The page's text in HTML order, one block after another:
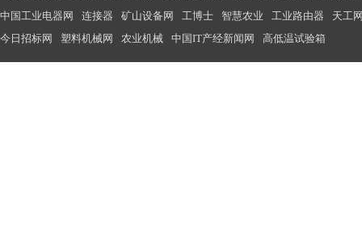
中国工业电器网
连接器 矿山设备网 工博士 智慧农业 工业路由器
天工
今日招标网
塑料机械网 农业机械 中国IT产经新闻网 高低温试验箱